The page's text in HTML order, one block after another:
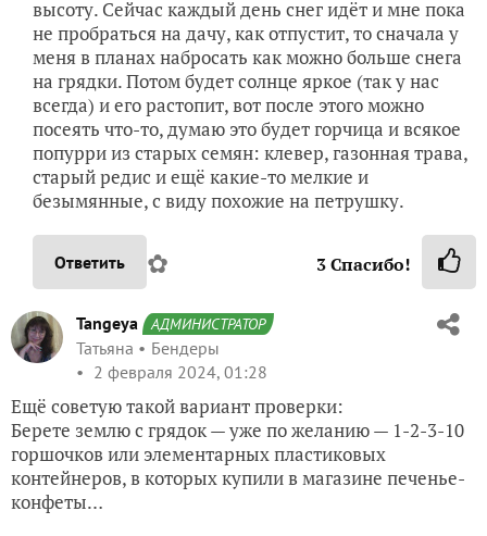
высоту. Сейчас каждый день снег идёт и мне пока
не пробраться на дачу, как отпустит, то сначала у
меня в планах набросать как можно больше снега
на грядки. Потом будет солнце яркое (так у нас
всегда) и его растопит, вот после этого можно
посеять что-то, думаю это будет горчица и всякое
попурри из старых семян: клевер, газонная трава,
старый редис и ещё какие-то мелкие и
безымянные, с виду похожие на петрушку.
Ответить ✿ 3Спасибо!
Tangeya АДМИНИСТРАТОР
Татьяна
Бендеры
2 февраля 2024, 01:28
Ещё советую такой вариант проверки:
Берете землю с грядок — уже по желанию — 1-2-3-10
горшочков или элементарных пластиковых
контейнеров, в которых купили в магазине печенье-
конфеты…